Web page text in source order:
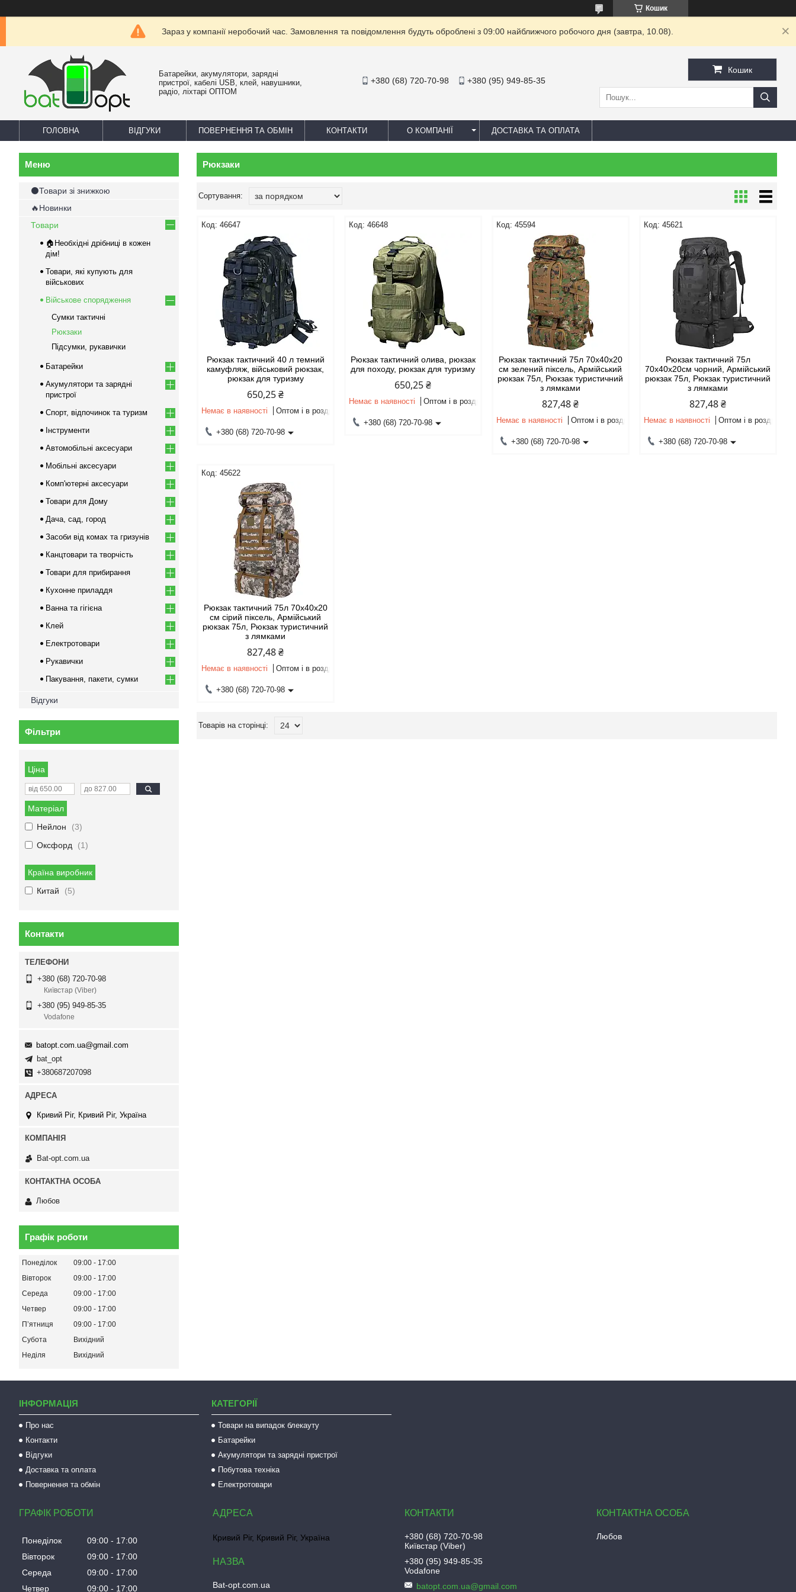
Кошик
Зараз у компанії неробочий час. Замовлення та повідомлення будуть оброблені з 09:00 найближчого робочого дня (завтра, 10.08).
Батарейки, акумулятори, зарядні
пристрої, кабелі USB, клей, навушники,
радіо, ліхтарі ОПТОМ
+380 (68) 720-70-98 +380 (95) 949-85-35
Кошик
ГОЛОВНА ВІДГУКИ ПОВЕРНЕННЯ ТА ОБМІН КОНТАКТИ О КОМПАНІЇ ДОСТАВКА ТА ОПЛАТА
Рюкзаки
46647
Рюкзак тактичний 40 л темний
камуфляж, військовий рюкзак,
рюкзак для туризму
650,25 ₴
Немає в наявності Оптом і в роздріб
+380 (68) 720-70-98
46648
Рюкзак тактичний олива, рюкзак
для походу, рюкзак для туризму
650,25 ₴
Немає в наявності Оптом і в роздріб
+380 (68) 720-70-98
45594
Рюкзак тактичний 75л 70х40х20
см зелений піксель, Армійський
рюкзак 75л, Рюкзак туристичний
з лямками
827,48 ₴
Немає в наявності Оптом і в роздріб
+380 (68) 720-70-98
45621
Рюкзак тактичний 75л
70х40х20см чорний, Армійський
рюкзак 75л, Рюкзак туристичний
з лямками
827,48 ₴
Немає в наявності Оптом і в роздріб
+380 (68) 720-70-98
45622
Рюкзак тактичний 75л 70х40х20
см сірий піксель, Армійський
рюкзак 75л, Рюкзак туристичний
з лямками
827,48 ₴
Немає в наявності Оптом і в роздріб
+380 (68) 720-70-98
⚫Товари зі знижкою
🔥Новинки
Товари
🏠Необхідні дрібниці в кожен
дім!
Товари, які купують для
військових
Військове спорядження
Сумки тактичні
Рюкзаки
Підсумки, рукавички
Батарейки
Акумулятори та зарядні
пристрої
Спорт, відпочинок та туризм
Інструменти
Автомобільні аксесуари
Мобільні аксесуари
Комп'ютерні аксесуари
Товари для Дому
Дача, сад, город
Засоби від комах та гризунів
Канцтовари та творчість
Товари для прибирання
Кухонне приладдя
Ванна та гігієна
Клей
Електротовари
Рукавички
Пакування, пакети, сумки
Відгуки
Фільтри
Ціна
Матеріал
Нейлон
3
Оксфорд
1
Країна виробник
Китай
5
Контакти
+380 (68) 720-70-98
Київстар (Viber)
+380 (95) 949-85-35
Vodafone
batopt.com.ua@gmail.com
bat_opt
+380687207098
Кривий Ріг, Кривий Ріг, Україна
Bat-opt.com.ua
Любов
Графік роботи
Понеділок 09:00
17:00
Вівторок
09:00
17:00
Середа
09:00
17:00
Четвер
09:00
17:00
Пʼятниця
09:00
17:00
Субота
Вихідний
Неділя
Вихідний
ІНФОРМАЦІЯ
Про нас
Контакти
Відгуки
Доставка та оплата
Повернення та обмін
КАТЕГОРІЇ
Товари на випадок блекауту
Батарейки
Акумулятори та зарядні пристрої
Побутова техніка
Електротовари
ГРАФІК РОБОТИ
Понеділок 09:00
17:00
Вівторок
09:00
17:00
Середа
09:00
17:00
Четвер
09:00 17:00
Кривий Ріг, Кривий Ріг, Україна
Bat-opt.com.ua
+380 (68) 720-70-98
Київстар (Viber)
+380 (95) 949-85-35
Vodafone
batopt.com.ua@gmail.com
Любов